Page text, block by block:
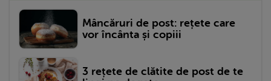
Mâncăruri de post: rețete care
vor încânta și copiii
3 rețete de clătite de post de te